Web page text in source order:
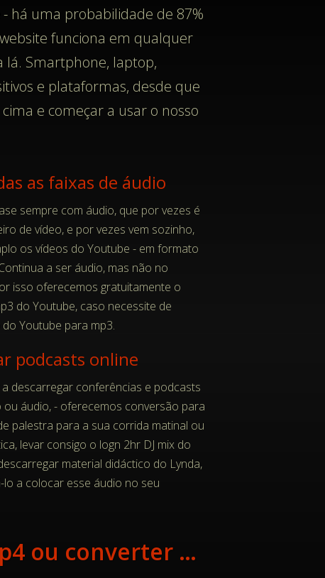
há uma probabilidade de 87%
funciona em qualquer
lá. Smartphone, laptop,
e plataformas, desde que
e começar a usar o nosso
as faixas de áudio
sempre com áudio, que por vezes é
de vídeo, e por vezes vem sozinho,
os vídeos do Youtube - em formato
a ser áudio, mas não no
isso oferecemos gratuitamente o
do Youtube, caso necessite de
Youtube para mp3.
podcasts online
descarregar conferências e podcasts
ou áudio, - oferecemos conversão para
palestra para a sua corrida matinal ou
levar consigo o logn 2hr DJ mix do
material didáctico do Lynda,
lo a colocar esse áudio no seu
Descarregar vídeo do Youtube para ficheiro mp4 ou converter para mp3